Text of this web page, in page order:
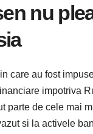
nu
care au fost
impotriva
parte de cele mai
si la activele